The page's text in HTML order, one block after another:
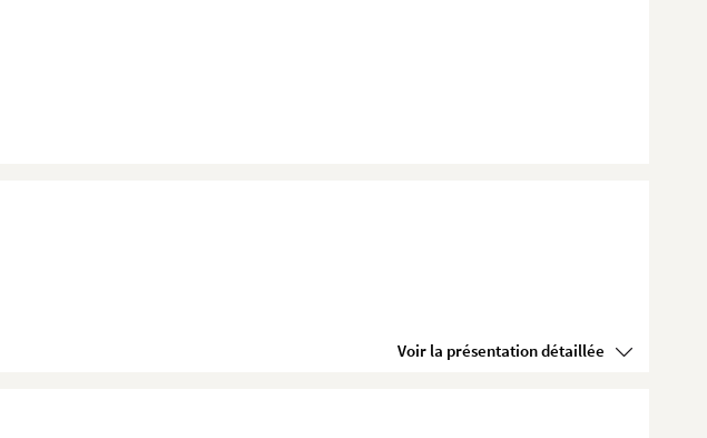
Voir la présentation détaillée